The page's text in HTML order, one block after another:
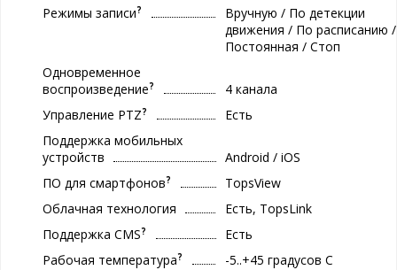
Режимы записи?
Вручную / По детекции
движения / По расписанию /
Постоянная / Стоп
Одновременное
воспроизведение?
4 канала
Управление PTZ?
Есть
Поддержка мобильных
устройств
Android / iOS
ПО для смартфонов?
TopsView
Облачная технология
Есть, TopsLink
Поддержка CMS?
Есть
Рабочая температура?
-5..+45 градуcов С